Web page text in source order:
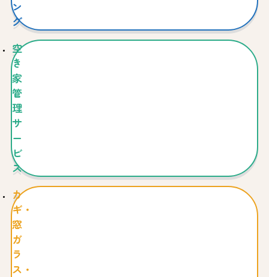
ン
グ
空
き
家
管
理
サ
ー
ビ
ス
カ
ギ・
窓
ガ
ラ
ス・